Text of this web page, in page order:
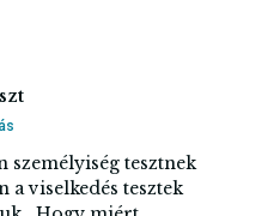
személyiség tesztnek
a viselkedés tesztek